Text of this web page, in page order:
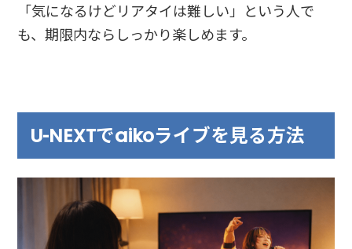
「気になるけどリアタイは難しい」という人で
も、期限内ならしっかり楽しめます。
U-NEXTでaikoライブを見る方法